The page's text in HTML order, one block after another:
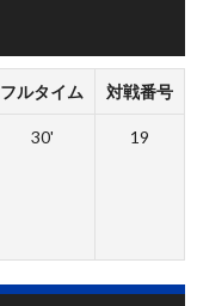
フルタイム 対戦番号
30' 19